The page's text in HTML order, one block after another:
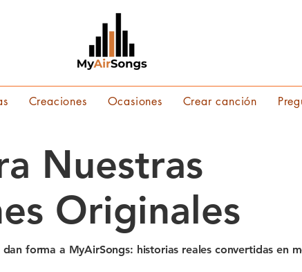
Creaciones Ocasiones Crear canción
Nuestras
Originales
dan forma a MyAirSongs: historias reales convertidas en